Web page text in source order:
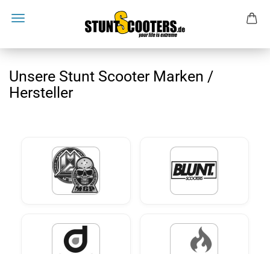
Unsere Stunt Scooter Marken /
Hersteller